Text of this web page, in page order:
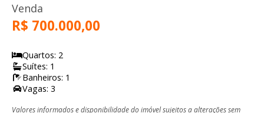
Venda
R$ 700.000,00
Quartos: 2
Suítes: 1
Banheiros: 1
Vagas: 3
Valores informados e disponibilidade do imóvel sujeitos a alterações sem